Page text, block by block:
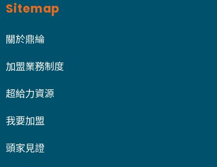
Sitemap
關於鼎綸
加盟業務制度
超給力資源
我要加盟
頭家見證